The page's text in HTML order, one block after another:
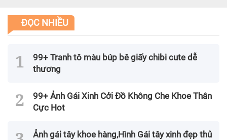
ĐỌC NHIỀU
99+ Tranh tô màu búp bê giấy chibi cute dễ
thương
99+ Ảnh Gái Xinh Cởi Đồ Không Che Khoe Thân
Cực Hot
Ảnh gái tây khoe hàng,Hình Gái tây xinh đẹp thủ